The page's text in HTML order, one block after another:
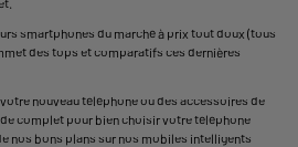
smartphones du marché à prix tout doux (tous
des tops et comparatifs ces dernières
nouveau téléphone ou des accessoires de
complet pour bien choisir votre téléphone
nos bons plans sur nos mobiles intelligents